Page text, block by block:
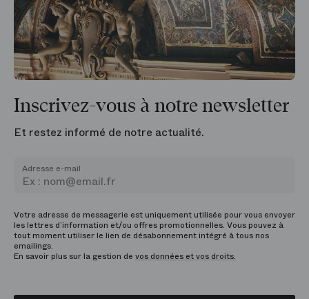
Inscrivez-vous à notre newsletter
Et restez informé de notre actualité.
Adresse e-mail
Votre adresse de messagerie est uniquement utilisée pour vous envoyer
les lettres d’information et/ou offres promotionnelles. Vous pouvez à
tout moment utiliser le lien de désabonnement intégré à tous nos
emailings.
En savoir plus sur la gestion de vos données et vos droits.